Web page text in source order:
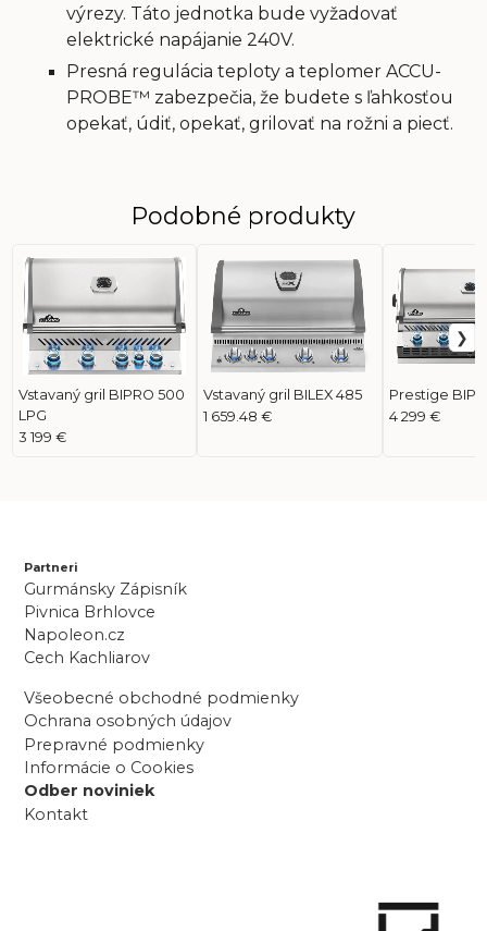
výrezy. Táto jednotka bude vyžadovať
elektrické napájanie 240V.
Presná regulácia teploty a teplomer ACCU-
PROBE™ zabezpečia, že budete s ľahkosťou
opekať, údiť, opekať, grilovať na rožni a piecť.
Podobné produkty
Vstavaný gril BIPRO 500
LPG
3 199 €
Vstavaný gril BILEX 485
1 659.48 €
Prestige
4 299 €
Partneri
Gurmánsky Zápisník
Pivnica Brhlovce
Napoleon.cz
Cech Kachliarov
Všeobecné obchodné podmienky
Ochrana osobných údajov
Prepravné podmienky
Informácie o Cookies
Odber noviniek
Kontakt